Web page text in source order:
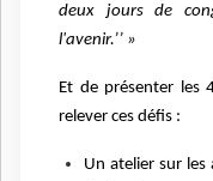
deux jours de
l'avenir.’’ »
Et de présenter les
relever ces défis :
Un atelier sur